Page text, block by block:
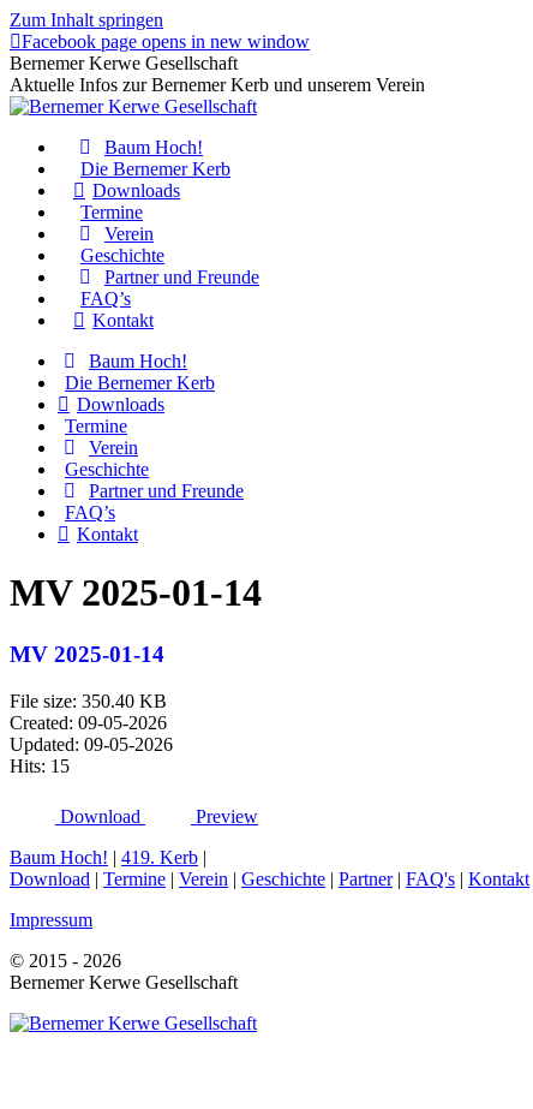
Zum Inhalt springen
Facebook page opens in new window
Bernemer Kerwe Gesellschaft
Aktuelle Infos zur Bernemer Kerb und unserem Verein
Baum Hoch!
Die Bernemer Kerb
Downloads
Termine
Verein
Geschichte
Partner und Freunde
FAQ’s
Kontakt
Baum Hoch!
Die Bernemer Kerb
Downloads
Termine
Verein
Geschichte
Partner und Freunde
FAQ’s
Kontakt
MV 2025-01-14
MV 2025-01-14
File size: 350.40 KB
Created: 09-05-2026
Updated: 09-05-2026
Hits: 15
Download
Preview
Baum Hoch! | 419. Kerb |
Download | Termine | Verein | Geschichte | Partner| FAQ's | Kontakt
Impressum
© 2015 - 2026
Bernemer Kerwe Gesellschaft